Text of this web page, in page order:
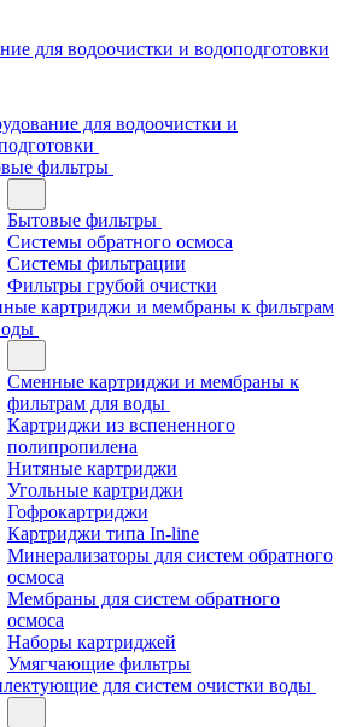
для водоочистки и водоподготовки
для водоочистки и
фильтры
Бытовые фильтры
Системы обратного осмоса
Системы фильтрации
Фильтры грубой очистки
картриджи и мембраны к фильтрам
Сменные картриджи и мембраны к
фильтрам для воды
Картриджи из вспененного
полипропилена
Нитяные картриджи
Угольные картриджи
Гофрокартриджи
Картриджи типа In-line
Минерализаторы для систем обратного
осмоса
Мембраны для систем обратного
осмоса
Наборы картриджей
Умягчающие фильтры
для систем очистки воды